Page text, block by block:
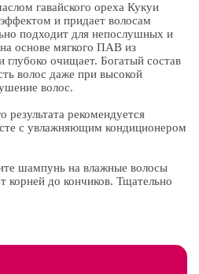
гавайского ореха Кукуи
и придает волосам
подходит для непослушных и
основе мягкого ПАВ из
глубоко очищает. Богатый состав
волос даже при высокой
волос.
рекомендуется
с увлажняющим кондиционером
шампунь на влажные волосы
до кончиков. Тщательно